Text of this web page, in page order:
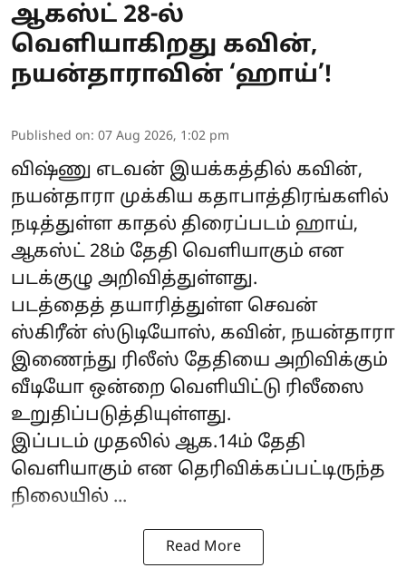
ஆகஸ்ட் 28-ல்
வெளியாகிறது கவின்,
நயன்தாராவின் ‘ஹாய்’!
Published on: 07 Aug 2026, 1:02 pm
விஷ்ணு எடவன் இயக்கத்தில் கவின்,
நயன்தாரா முக்கிய கதாபாத்திரங்களில்
நடித்துள்ள காதல் திரைப்படம் ஹாய்,
ஆகஸ்ட் 28ம் தேதி வெளியாகும் என
படக்குழு அறிவித்துள்ளது.
படத்தைத் தயாரித்துள்ள செவன்
ஸ்கிரீன் ஸ்டுடியோஸ், கவின், நயன்தாரா
இணைந்து ரிலீஸ் தேதியை அறிவிக்கும்
வீடியோ ஒன்றை வெளியிட்டு ரிலீஸை
உறுதிப்படுத்தியுள்ளது.
இப்படம் முதலில் ஆக.14ம் தேதி
வெளியாகும் என தெரிவிக்கப்பட்டிருந்த
நிலையில் ...
Read More